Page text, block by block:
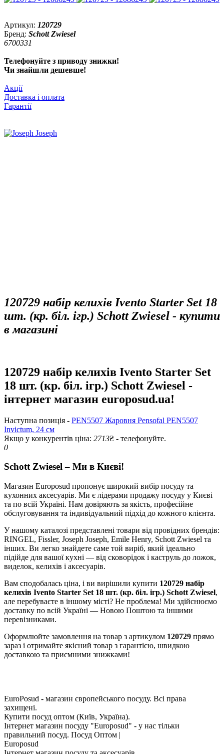
Артикул: 120729
Бренд: Schott Zwiesel
6700331
Телефонуйте з приводу знижки!
Чи знайшли дешевше!
Акції
Доставка і оплата
Гарантії
120729 набір келихів Ivento Starter Set 18
шт. (кр. біл. ігр.) Schott Zwiesel - купити
в магазині
120729 набір келихів Ivento Starter Set
18 шт. (кр. біл. ігр.) Schott Zwiesel -
інтернет магазин europosud.ua!
Наступна позиція - PEN5507 Жаровня Pensofal PEN5507
Invictum, 24 см
Якщо у конкурентів ціна: 2713₴ - телефонуйте.
0
Schott Zwiesel – Ми в Києві!
Магазин Europosud пропонує широкий вибір посуду та
кухонних аксесуарів. Ми є лідерами продажу посуду у Києві
та по всій Україні. Нам довіряють за якість, професійне
обслуговування та індивідуальний підхід до кожного клієнта.
У нашому каталозі представлені товари від провідних брендів:
RINGEL, Fissler, Joseph Joseph, Emile Henry, Schott Zwiesel та
інших. Ви легко знайдете саме той виріб, який ідеально
підійде для вашої кухні — від сковорідок і каструль до ложок,
виделок, келихів і аксесуарів.
Вам сподобалась ціна, і ви вирішили купити 120729 набір
келихів Ivento Starter Set 18 шт. (кр. біл. ігр.) Schott Zwiesel,
але перебуваєте в іншому місті? Не проблема! Ми здійснюємо
доставку по всій Україні — Новою Поштою та іншими
перевізниками.
Оформлюйте замовлення на товар з артикулом 120729 прямо
зараз і отримайте якісний товар з гарантією, швидкою
доставкою та приємними знижками!
EuroPosud - магазин європейського посуду. Всі права
захищені.
Купити посуд оптом (Київ, Україна).
Інтернет магазин посуду "Europosud" - у нас тільки
правильний посуд. Посуд Оптом |
Europosud